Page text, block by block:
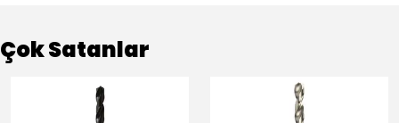
Çok Satanlar